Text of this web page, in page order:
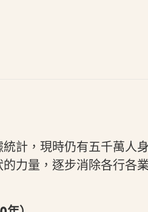
計，現時仍有五千萬人
力量，逐步消除各行各